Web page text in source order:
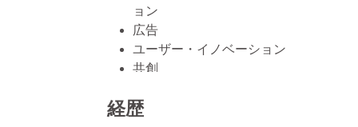
ョン
広告
ユーザー・イノベーション
共創
■ 研究分野
人文・社会, 商学
経歴